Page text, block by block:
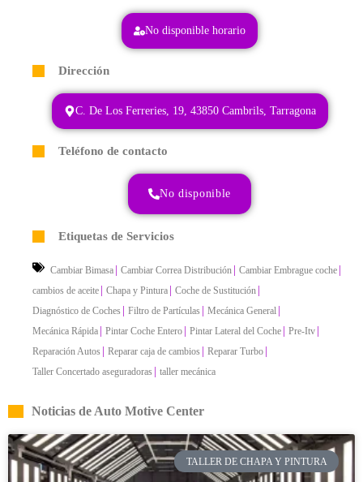
No disponible horario
Dirección
C. De Los Ferreries, 19, 43850 Cambrils, Tarragona
Teléfono de contacto
No disponible
Etiquetas de Servicios
Cambiar Bimasa Cambiar Correa Distribución Cambiar Embrague coche
cambios de aceite Chapa y Pintura Coche de Sustitución
Diagnóstico de Coches Filtro de Partículas Mecánica General
Mecánica Rápida Pintar Coche Entero Pintar Lateral del Coche Pre-Itv
Reparación Autos Reparar caja de cambios Reparar Turbo
Taller Concertado aseguradoras taller mecánica
Noticias de Auto Motive Center
TALLER DE CHAPA Y PINTURA